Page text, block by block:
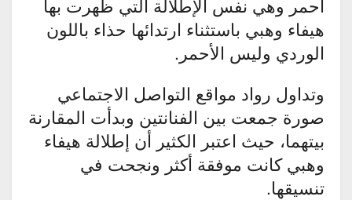
أحمر وهي نفس الإطلالة التي ظهرت بها
هيفاء وهبي باستثناء ارتدائها حذاء باللون
الوردي وليس الأحمر.
وتداول رواد مواقع التواصل الاجتماعي
صورة جمعت بين الفنانتين وبدأت المقارنة
بيتهما، حيث اعتبر الكثير أن إطلالة هيفاء
وهبي كانت موفقة أكثر ونجحت في
تنسيقها.